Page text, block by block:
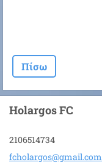
Πίσω
Holargos FC
2106514734
fcholargos@gmail.com